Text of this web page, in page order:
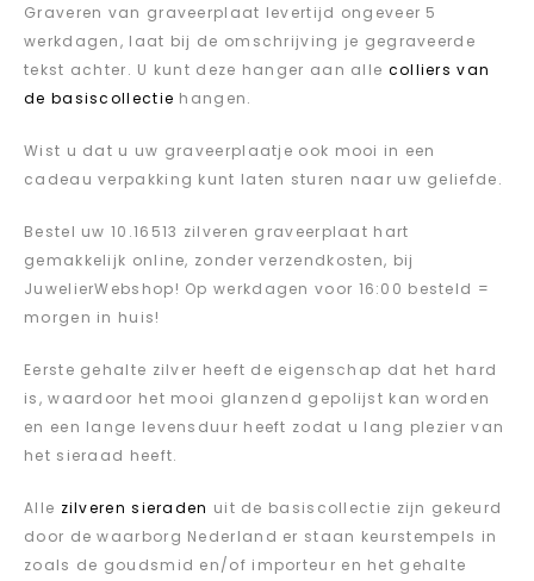
Graveren van graveerplaat levertijd ongeveer 5
werkdagen, laat bij de omschrijving je gegraveerde
tekst achter. U kunt deze hanger aan alle colliers van
de basiscollectie hangen.
Wist u dat u uw graveerplaatje ook mooi in een
cadeau verpakking kunt laten sturen naar uw geliefde.
Bestel uw 10.16513 zilveren graveerplaat hart
gemakkelijk online, zonder verzendkosten, bij
JuwelierWebshop! Op werkdagen voor 16:00 besteld =
morgen in huis!
Eerste gehalte zilver heeft de eigenschap dat het hard
is, waardoor het mooi glanzend gepolijst kan worden
en een lange levensduur heeft zodat u lang plezier van
het sieraad heeft.
Alle zilveren sieraden uit de basiscollectie zijn gekeurd
door de waarborg Nederland er staan keurstempels in
zoals de goudsmid en/of importeur en het gehalte